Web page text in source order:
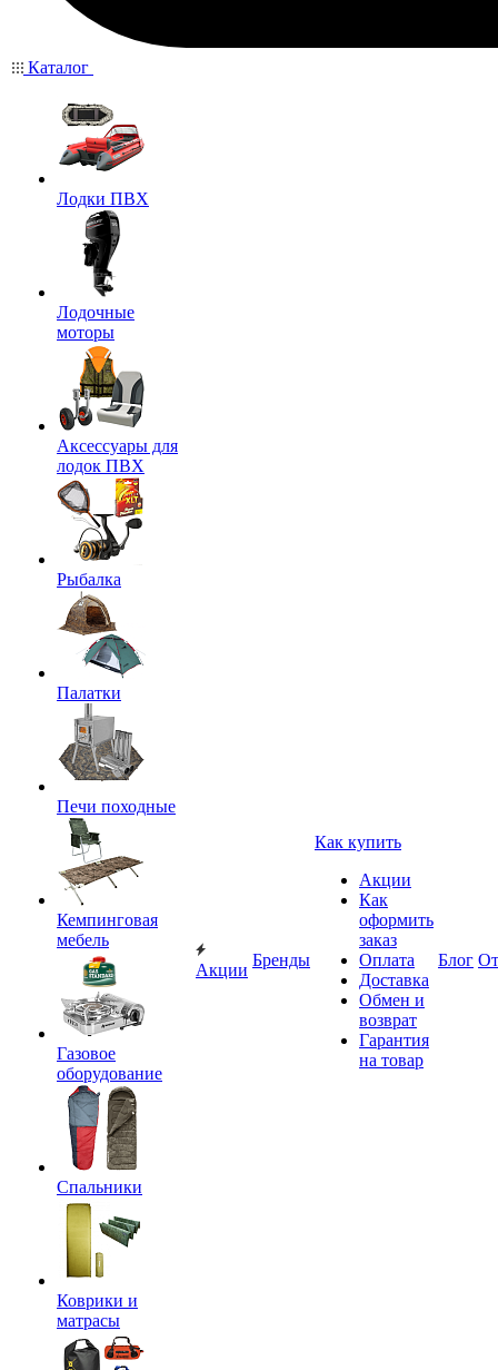
Каталог
Лодки ПВХ
Лодочные
моторы
Аксессуары для
лодок ПВХ
Рыбалка
Палатки
Печи походные
Кемпинговая
мебель
Газовое
оборудование
Спальники
Коврики и
матрасы
Акции
Бренды
Как купить
Акции
Как
оформить
заказ
Оплата
Доставка
Обмен и
возврат
Гарантия
на товар
Блог